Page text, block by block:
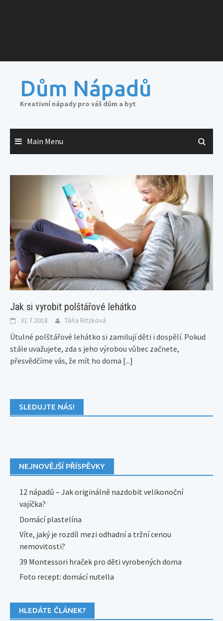
Dům Nápadů
Kreativní nápady pro váš dům a byt
Main Menu
Jak si vyrobit polštářové lehátko
31.7.2018 Táňa Ritzková
Útulné polštářové lehátko si zamilují děti i dospělí. Pokud
stále uvažujete, zda s jeho výrobou vůbec začnete,
přesvědčíme vás, že mít ho doma [...]
SLEDUJTE NÁS!
NEJNOVĚJŠÍ PŘÍSPĚVKY
12 nápadů – Jak originálně nazdobit velikonoční
vajíčka?
Domácí plastelína
Víte, jaký je rozdíl mezi odhadní a tržní cenou
nemovitosti?
39 Montessori hraček pro děti vyrobených doma
Foto recept: domácí nutella
HLEDÁTE ČLÁNEK?